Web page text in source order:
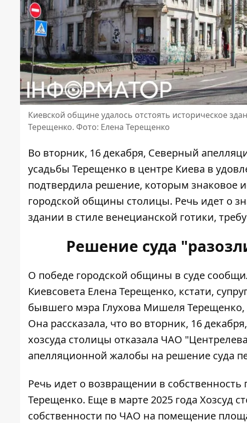
Киевской общине удалось отстоять историческое
Терещенко. Фото: Елена Терещенко
Во вторник, 16 декабря, Северный
усадьбы Терещенко в центре Киева в
подтвердила решение, которым знаковое
городской общины столицы. Речь идет о
здании в стиле венецианской готики,
Решение суда
О победе городской общины в суде
Киевсовета Елена Терещенко, кстати,
бывшего мэра Глухова Мишеля Терещенко
Она рассказала, что во вторник, 16
хозсуда столицы отказала ЧАО
апелляционной жалобы на решение суда
Речь идет о возвращении в
Терещенко. Еще в марте 2025 года Хозсуд
собственности по ЧАО на помещение